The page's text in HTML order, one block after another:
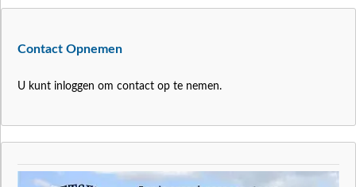
Contact Opnemen
U kunt inloggen om contact op te nemen.